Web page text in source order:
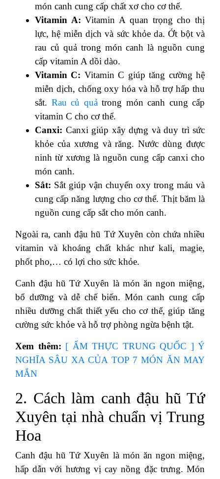
món canh cung cấp chất xơ cho cơ thể.
Vitamin A: Vitamin A quan trọng cho thị
lực, hệ miễn dịch và sức khỏe da. Ớt bột và
rau củ quả trong món canh là nguồn cung
cấp vitamin A dồi dào.
Vitamin C: Vitamin C giúp tăng cường hệ
miễn dịch, chống oxy hóa và hỗ trợ hấp thu
sắt. Rau củ quảtrong món canh cung cấp
vitamin C cho cơ thể.
Canxi: Canxi giúp xây dựng và duy trì sức
khỏe của xương và răng. Nước dùng được
ninh từ xương là nguồn cung cấp canxi cho
món canh.
Sắt: Sắt giúp vận chuyển oxy trong máu và
cung cấp năng lượng cho cơ thể. Thịt băm là
nguồn cung cấp sắt cho món canh.
Ngoài ra, canh đậu hũ Tứ Xuyên còn chứa nhiều
vitamin và khoáng chất khác như kali, magie,
phốt pho,… có lợi cho sức khỏe.
Canh đậu hũ Tứ Xuyên là món ăn ngon miệng,
bổ dưỡng và dễ chế biến. Món canh cung cấp
nhiều dưỡng chất thiết yếu cho cơ thể, giúp tăng
cường sức khỏe và hỗ trợ phòng ngừa bệnh tật.
Xem thêm: [ ẨM THỰC TRUNG QUỐC ] Ý
NGHĨA SÂU XA CỦA TOP 7 MÓN ĂN MAY
MẮN
2. Cách làm canh đậu hũ Tứ
Xuyên tại nhà chuẩn vị Trung
Hoa
Canh đậu hũ Tứ Xuyên là món ăn ngon miệng,
hấp dẫn với hương vị cay nồng đặc trưng. Món